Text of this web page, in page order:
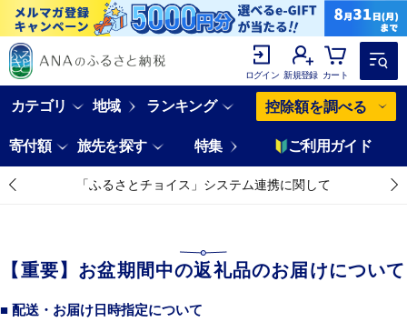
ログイン 新規登録 カート
カテゴリ 地域 ランキング 控除額を調べる
寄付額 旅先を探す 特集 ご利用ガイド
「ふるさとチョイス」システム連携に関して
【重要】お盆期間中の返礼品のお届けについて
■ 配送・お届け日時指定について